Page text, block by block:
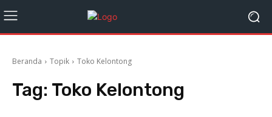
Beranda Topik Toko Kelontong
Tag: Toko Kelontong